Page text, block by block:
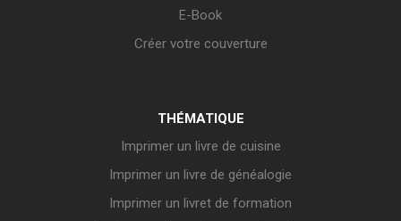
E-Book
Créer votre couverture
THÉMATIQUE
Imprimer un livre de cuisine
Imprimer un livre de généalogie
Imprimer un livret de formation